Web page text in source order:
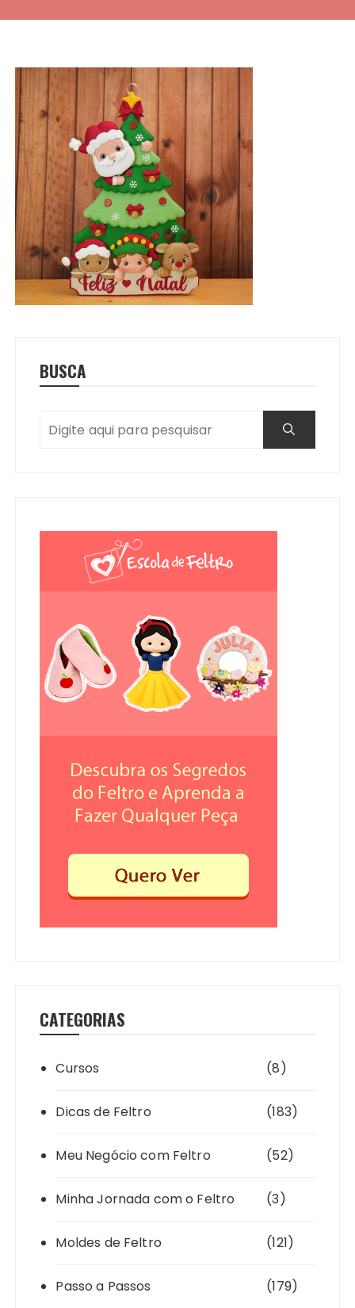
BUSCA
CATEGORIAS
Cursos (8)
Dicas de Feltro (183)
Meu Negócio com Feltro (52)
Minha Jornada com o Feltro (3)
Moldes de Feltro (121)
Passo a Passos (179)